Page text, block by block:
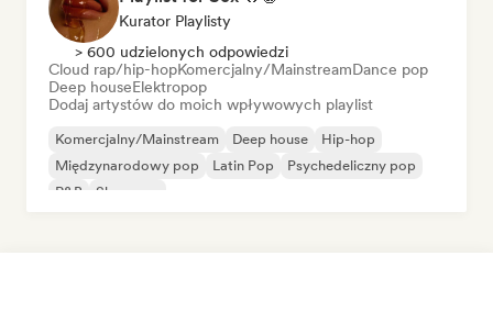
Kurator Playlisty
> 600 udzielonych odpowiedzi
Cloud rap/hip-hopKomercjalny/MainstreamDance pop
Deep houseElektropop
Dodaj artystów do moich wpływowych playlist
Komercjalny/Mainstream Deep house
Hip-hop
Międzynarodowy pop
Latin Pop
Psychedeliczny pop
R&B
Shoegaze